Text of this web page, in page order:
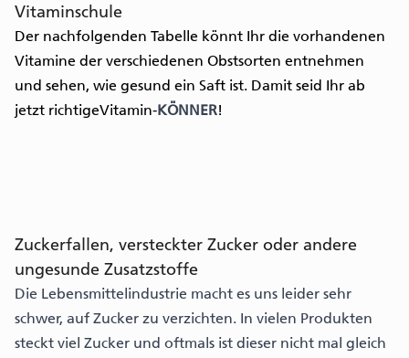
Vitaminschule
Der nachfolgenden Tabelle könnt Ihr die vorhandenen
Vitamine der verschiedenen Obstsorten entnehmen
und sehen, wie gesund ein Saft ist. Damit seid Ihr ab
jetzt richtigeVitamin-KÖNNER!
Zuckerfallen, versteckter Zucker oder andere
ungesunde Zusatzstoffe
Die Lebensmittelindustrie macht es uns leider sehr
schwer, auf Zucker zu verzichten. In vielen Produkten
steckt viel Zucker und oftmals ist dieser nicht mal gleich